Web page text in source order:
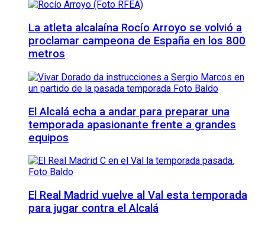
La atleta alcalaína Rocío Arroyo se volvió a
proclamar campeona de España en los 800
metros
El Alcalá echa a andar para preparar una
temporada apasionante frente a grandes
equipos
El Real Madrid vuelve al Val esta temporada
para jugar contra el Alcalá